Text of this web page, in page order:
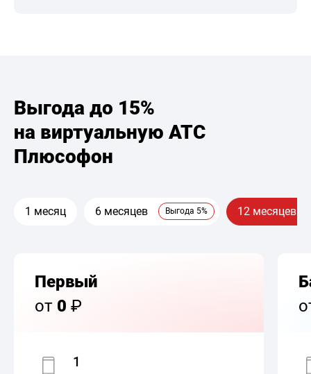
Выгода до 15%
на виртуальную АТС
Плюсофон
1 месяц 6 месяцев Выгода 5% 12 месяцев
Первый
от 0 ₽
1